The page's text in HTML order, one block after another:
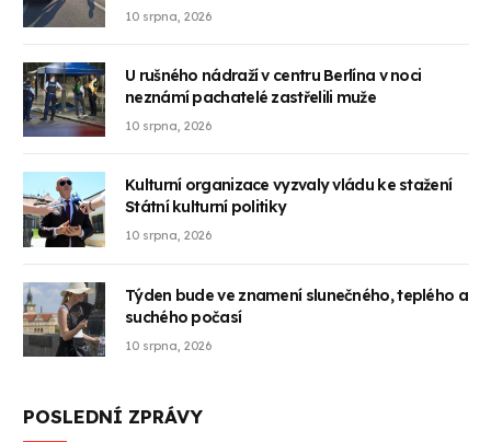
10 srpna, 2026
U rušného nádraží v centru Berlína v noci
neznámí pachatelé zastřelili muže
10 srpna, 2026
Kulturní organizace vyzvaly vládu ke stažení
Státní kulturní politiky
10 srpna, 2026
Týden bude ve znamení slunečného, teplého a
suchého počasí
10 srpna, 2026
POSLEDNÍ ZPRÁVY